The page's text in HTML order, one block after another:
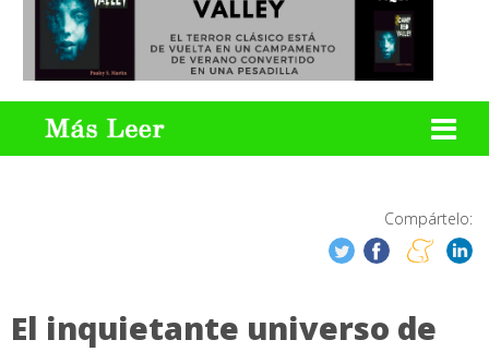
Compártelo:
El inquietante universo de